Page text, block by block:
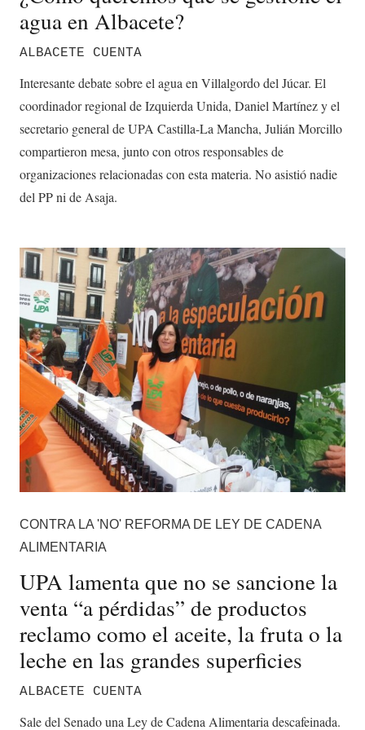
agua en Albacete?
ALBACETE CUENTA
Interesante debate sobre el agua en Villalgordo del Júcar. El
coordinador regional de Izquierda Unida, Daniel Martínez y el
secretario general de UPA Castilla-La Mancha, Julián Morcillo
compartieron mesa, junto con otros responsables de
organizaciones relacionadas con esta materia. No asistió nadie
del PP ni de Asaja.
CONTRA LA 'NO' REFORMA DE LEY DE CADENA
ALIMENTARIA
UPA lamenta que no se sancione la
venta “a pérdidas” de productos
reclamo como el aceite, la fruta o la
leche en las grandes superficies
ALBACETE CUENTA
Sale del Senado una Ley de Cadena Alimentaria descafeinada.